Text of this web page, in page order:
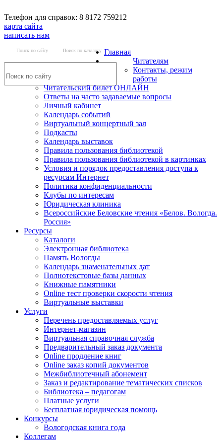
Телефон для справок: 8 8172 759212
карта сайта
написать нам
Поиск по сайту Поиск по каталогу Главная
Читателям
Контакты, режим
работы
Читательский билет ОНЛАЙН
Ответы на часто задаваемые вопросы
Личный кабинет
Календарь событий
Виртуальный концертный зал
Подкасты
Календарь выставок
Правила пользования библиотекой
Правила пользования библиотекой в картинках
Условия и порядок предоставления доступа к
ресурсам Интернет
Политика конфиденциальности
Клубы по интересам
Юридическая клиника
Всероссийские Беловские чтения «Белов. Вологда.
Россия»
Ресурсы
Каталоги
Электронная библиотека
Память Вологды
Календарь знаменательных дат
Полнотекстовые базы данных
Книжные памятники
Online тест проверки скорости чтения
Виртуальные выставки
Услуги
Перечень предоставляемых услуг
Интернет-магазин
Виртуальная справочная служба
Предварительный заказ документа
Online продление книг
Online заказ копий документов
Межбиблиотечный абонемент
Заказ и редактирование тематических списков
Библиотека – педагогам
Платные услуги
Бесплатная юридическая помощь
Конкурсы
Вологодская книга года
Коллегам